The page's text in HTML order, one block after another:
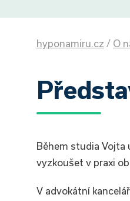
hyponamiru.cz / O
Během studia Vojta
vyzkoušet v praxi
V advokátní